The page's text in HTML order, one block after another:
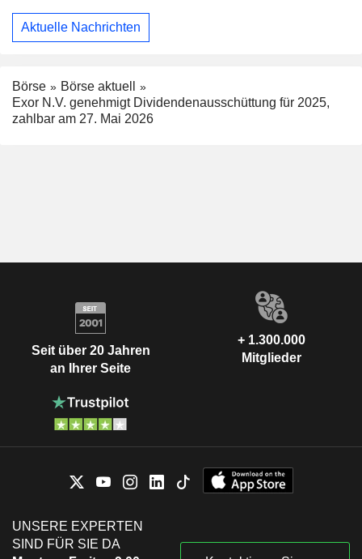
Aktuelle Nachrichten
Börse
Börse aktuell
Exor N.V. genehmigt Dividendenausschüttung für 2025,
zahlbar am 27. Mai 2026
Seit über 20 Jahren
an Ihrer Seite
+ 1.300.000
Mitglieder
UNSERE EXPERTEN
SIND FÜR SIE DA